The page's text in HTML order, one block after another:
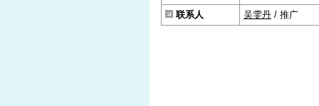
联系人
吴雯丹 / 推广